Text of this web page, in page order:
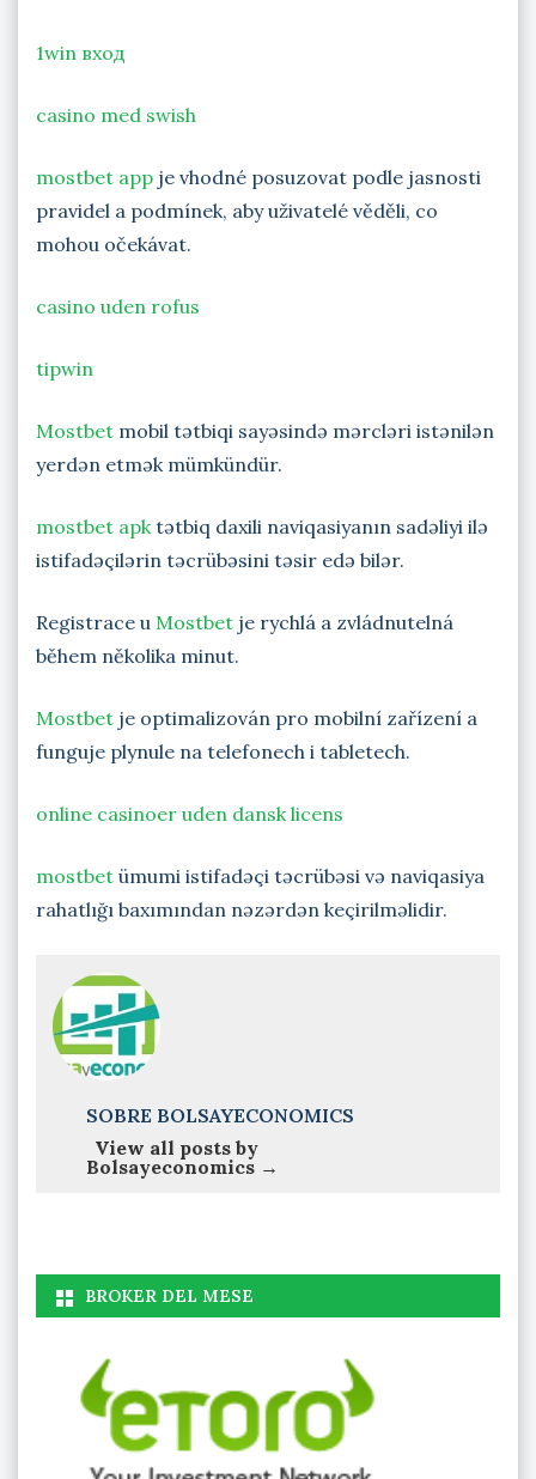
1win вход
casino med swish
mostbet app je vhodné posuzovat podle jasnosti
pravidel a podmínek, aby uživatelé věděli, co
mohou očekávat.
casino uden rofus
tipwin
Mostbet mobil tətbiqi sayəsində mərcləri istənilən
yerdən etmək mümkündür.
mostbet apktətbiq daxili naviqasiyanın sadəliyi ilə
istifadəçilərin təcrübəsini təsir edə bilər.
Registrace u Mostbet je rychlá a zvládnutelná
během několika minut.
Mostbet je optimalizován pro mobilní zařízení a
funguje plynule na telefonech i tabletech.
online casinoer uden dansk licens
mostbet ümumi istifadəçi təcrübəsi və naviqasiya
rahatlığı baxımından nəzərdən keçirilməlidir.
SOBRE BOLSAYECONOMICS
View all posts by
Bolsayeconomics →
BROKER DEL MESE